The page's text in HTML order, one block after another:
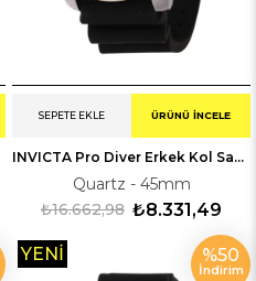
INVICTA Pro Diver Erkek Kol Saati 246082
Quartz - 45mm
₺8.331,49
₺16.662,98
SEPETE EKLE ÜRÜNÜ İNCELE
%50
İndirim
YENI